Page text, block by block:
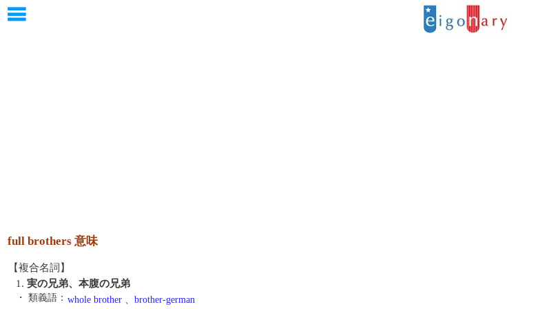
full brothers 意味
【複合名詞】
1. 実の兄弟、本腹の兄弟
・ 類義語： whole brother 、 brother-german